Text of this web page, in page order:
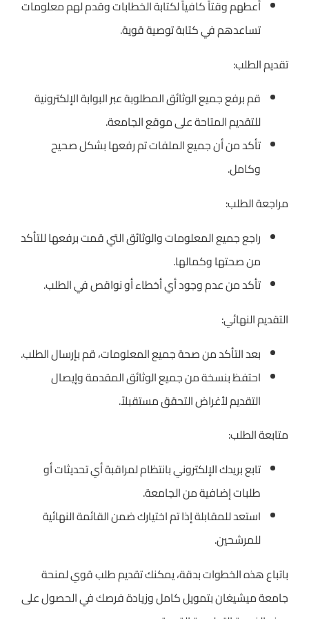
أعطهم وقتاً كافياً لكتابة الخطابات وقدم لهم معلومات
تساعدهم في كتابة توصية قوية.
تقديم الطلب:
قم برفع جميع الوثائق المطلوبة عبر البوابة الإلكترونية
للتقديم المتاحة على موقع الجامعة.
تأكد من أن جميع الملفات تم رفعها بشكل صحيح
وكامل.
مراجعة الطلب:
راجع جميع المعلومات والوثائق التي قمت برفعها للتأكد
من صحتها وكمالها.
تأكد من عدم وجود أي أخطاء أو نواقص في الطلب.
التقديم النهائي:
بعد التأكد من صحة جميع المعلومات، قم بإرسال الطلب.
احتفظ بنسخة من جميع الوثائق المقدمة وإيصال
التقديم لأغراض التحقق مستقبلاً.
متابعة الطلب:
تابع بريدك الإلكتروني بانتظام لمراقبة أي تحديثات أو
طلبات إضافية من الجامعة.
استعد للمقابلة إذا تم اختيارك ضمن القائمة النهائية
للمرشحين.
باتباع هذه الخطوات بدقة، يمكنك تقديم طلب قوي لمنحة
جامعة ميشيغان بتمويل كامل وزيادة فرصك في الحصول على